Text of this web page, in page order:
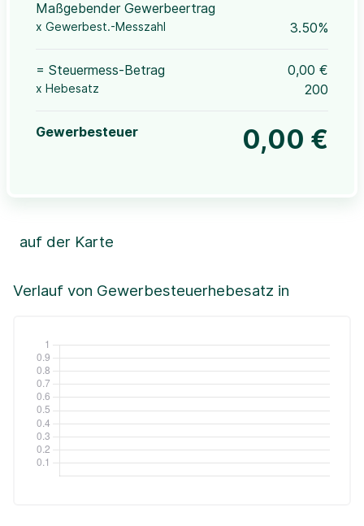
Maßgebender Gewerbeertrag
x Gewerbest.-Messzahl 3.50%
= Steuermess-Betrag 0,00 €
x Hebesatz 200
Gewerbesteuer 0,00 €
Verlauf von Gewerbesteuerhebesatz in
auf der Karte
+
Leaflet|©OpenStreetMap, ©CartoDB,